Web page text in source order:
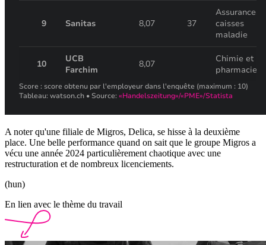
A noter qu'une filiale de Migros, Delica, se hisse à la deuxième
place. Une belle performance quand on sait que le groupe Migros a
vécu une année 2024 particulièrement chaotique avec une
restructuration et de nombreux licenciements.
(hun)
En lien avec le thème du travail